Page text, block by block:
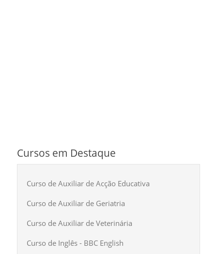
Cursos em Destaque
Curso de Auxiliar de Acção Educativa
Curso de Auxiliar de Geriatria
Curso de Auxiliar de Veterinária
Curso de Inglês - BBC English